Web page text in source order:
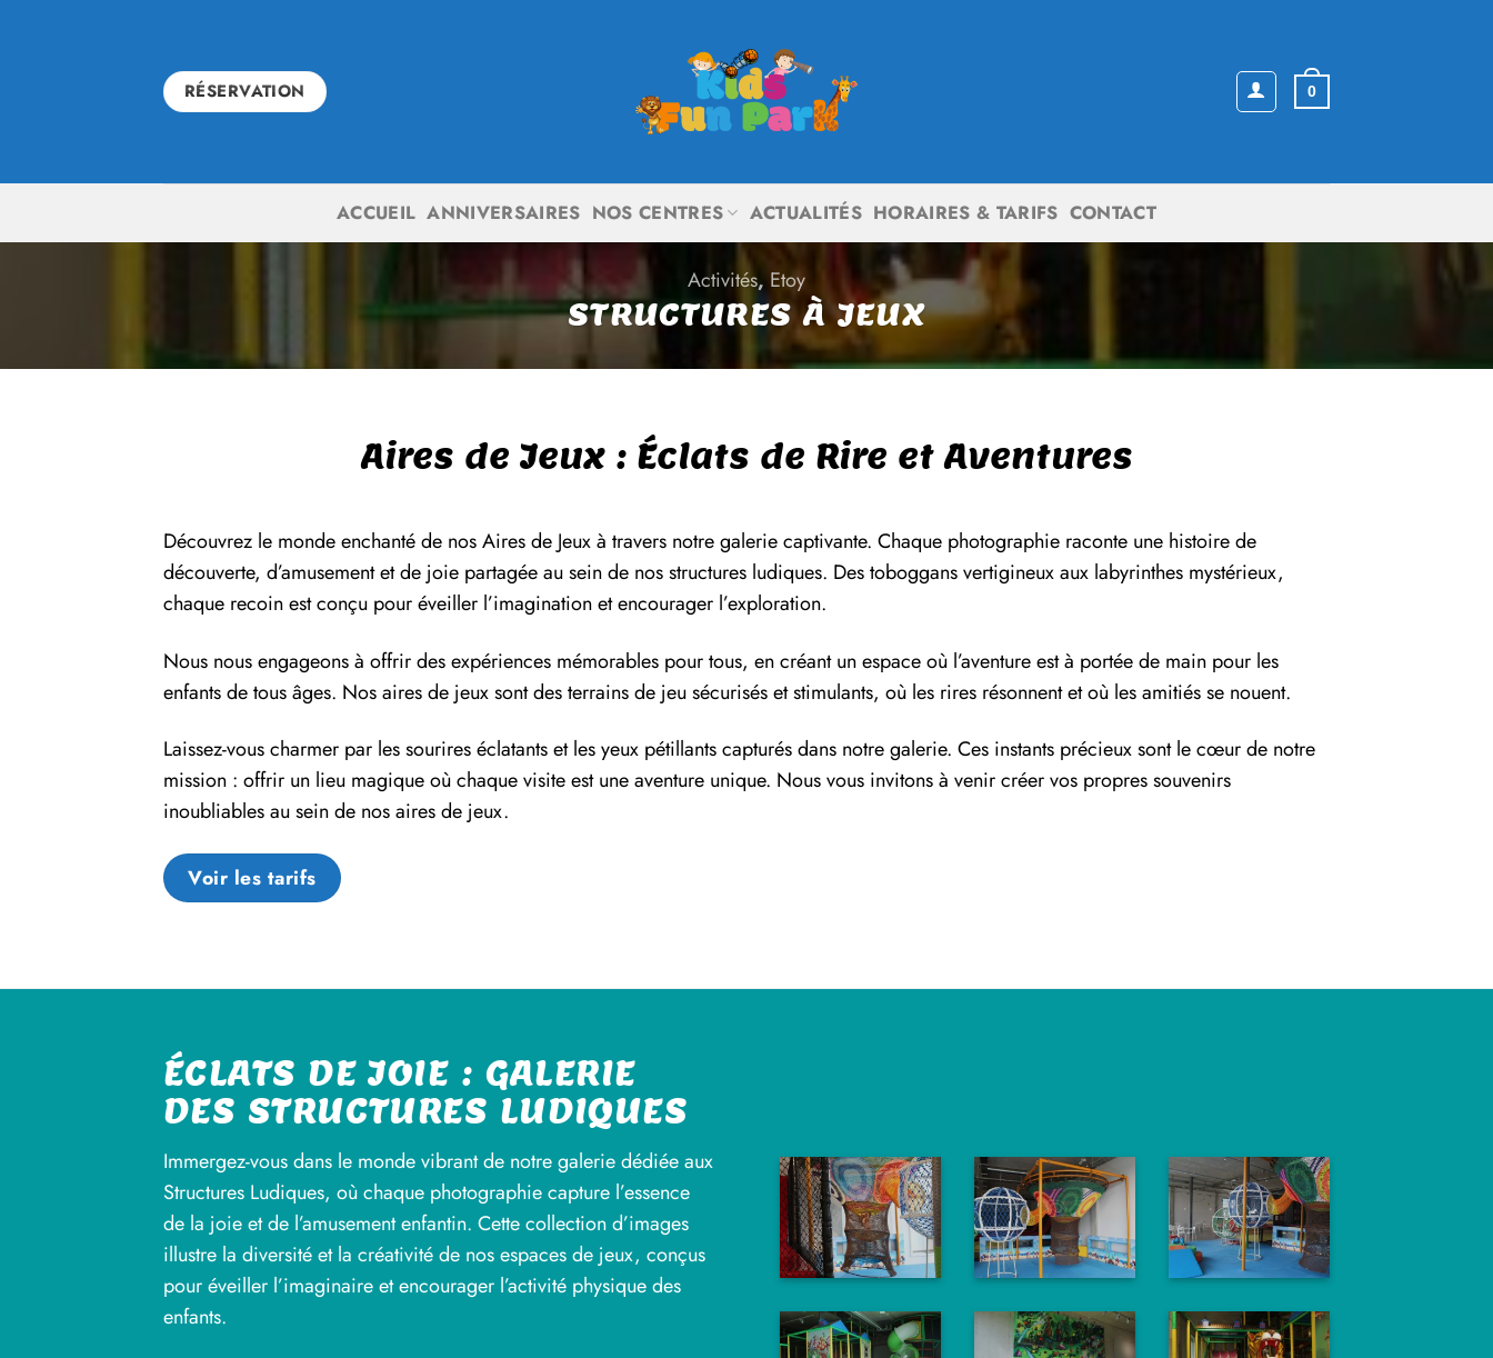
RÉSERVATION 0
ACCUEIL ANNIVERSAIRES NOS CENTRES ACTUALITÉS HORAIRES & TARIFS CONTACT
Activités,Etoy
STRUCTURES À JEUX
Aires de Jeux : Éclats de Rire et Aventures
Découvrez le monde enchanté de nos Aires de Jeux à travers notre galerie captivante. Chaque photographie raconte une histoire de
découverte, d’amusement et de joie partagée au sein de nos structures ludiques. Des toboggans vertigineux aux labyrinthes mystérieux,
chaque recoin est conçu pour éveiller l’imagination et encourager l’exploration.
Nous nous engageons à offrir des expériences mémorables pour tous, en créant un espace où l’aventure est à portée de main pour les
enfants de tous âges. Nos aires de jeux sont des terrains de jeu sécurisés et stimulants, où les rires résonnent et où les amitiés se nouent.
Laissez-vous charmer par les sourires éclatants et les yeux pétillants capturés dans notre galerie. Ces instants précieux sont le cœur de notre
mission : offrir un lieu magique où chaque visite est une aventure unique. Nous vous invitons à venir créer vos propres souvenirs
inoubliables au sein de nos aires de jeux.
Voir les tarifs
ÉCLATS DE JOIE : GALERIE
DES STRUCTURES LUDIQUES
Immergez-vous dans le monde vibrant de notre galerie dédiée aux
Structures Ludiques, où chaque photographie capture l’essence
de la joie et de l’amusement enfantin. Cette collection d’images
illustre la diversité et la créativité de nos espaces de jeux, conçus
pour éveiller l’imaginaire et encourager l’activité physique des
enfants.